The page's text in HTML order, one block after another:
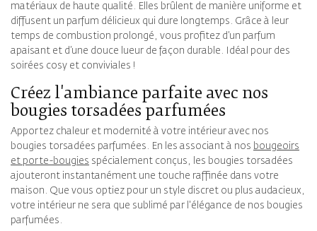
matériaux de haute qualité. Elles brûlent de manière uniforme et
diffusent un parfum délicieux qui dure longtemps. Grâce à leur
temps de combustion prolongé, vous profitez d’un parfum
apaisant et d’une douce lueur de façon durable. Idéal pour des
soirées cosy et conviviales !
Créez l'ambiance parfaite avec nos
bougies torsadées parfumées
Apportez chaleur et modernité à votre intérieur avec nos
bougies torsadées parfumées. En les associant à nos bougeoirs
et porte-bougies spécialement conçus, les bougies torsadées
ajouteront instantanément une touche raffinée dans votre
maison. Que vous optiez pour un style discret ou plus audacieux,
votre intérieur ne sera que sublimé par l'élégance de nos bougies
parfumées.